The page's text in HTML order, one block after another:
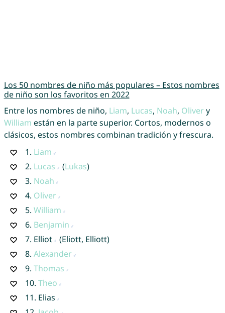
Los 50 nombres de niño más populares – Estos nombres
de niño son los favoritos en 2022
Entre los nombres de niño, Liam, Lucas, Noah, Olivery
William están en la parte superior. Cortos, modernos o
clásicos, estos nombres combinan tradición y frescura.
1. Liam
2. Lucas (Lukas)
3. Noah
4. Oliver
5. William
6. Benjamin
7. Elliot
(Eliott, Elliott)
8. Alexander
9. Thomas
10. Theo
11. Elias